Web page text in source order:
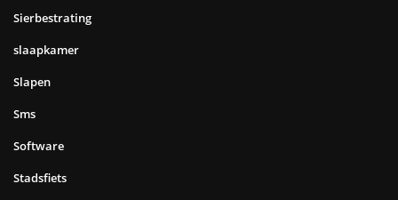
Sierbestrating
slaapkamer
Slapen
Sms
Software
Stadsfiets